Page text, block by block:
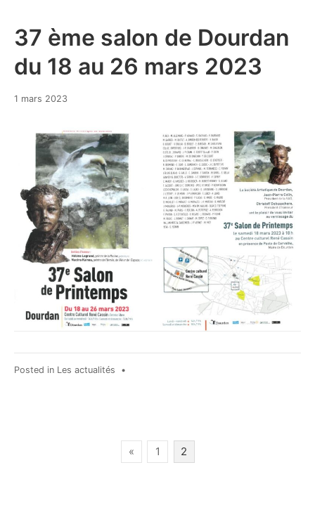
37 ème salon de Dourdan
du 18 au 26 mars 2023
1 mars 2023
Posted in Les actualités •
« 1 2